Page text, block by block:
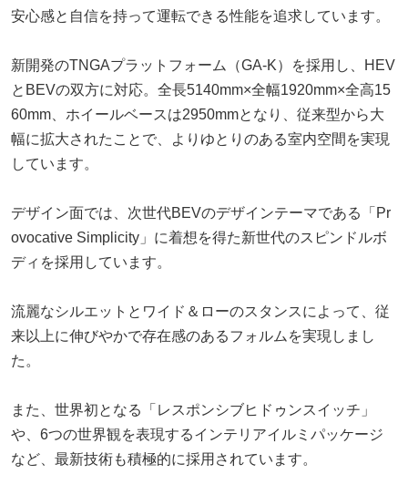
安心感と自信を持って運転できる性能を追求しています。
新開発のTNGAプラットフォーム（GA-K）を採用し、HEV
とBEVの双方に対応。全長5140mm×全幅1920mm×全高15
60mm、ホイールベースは2950mmとなり、従来型から大
幅に拡大されたことで、よりゆとりのある室内空間を実現
しています。
デザイン面では、次世代BEVのデザインテーマである「Pr
ovocative Simplicity」に着想を得た新世代のスピンドルボ
ディを採用しています。
流麗なシルエットとワイド＆ローのスタンスによって、従
来以上に伸びやかで存在感のあるフォルムを実現しまし
た。
また、世界初となる「レスポンシブヒドゥンスイッチ」
や、6つの世界観を表現するインテリアイルミパッケージ
など、最新技術も積極的に採用されています。